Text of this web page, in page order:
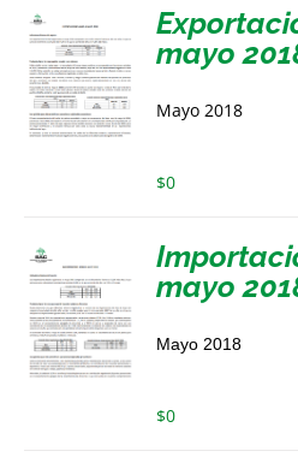
mayo
Mayo 2018
$0
mayo
Mayo 2018
$0